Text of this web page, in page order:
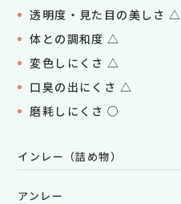
透明度・見た目の美しさ △
体との調和度 △
変色しにくさ △
口臭の出にくさ △
磨耗しにくさ ○
インレー（詰め物）
アンレー